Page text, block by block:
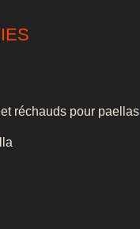
réchauds pour paellas